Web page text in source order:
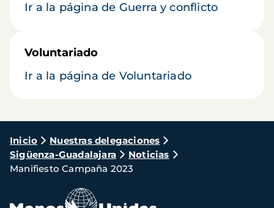
Ir a la página de Guerra y conflicto
Voluntariado
Ir a la página de Voluntariado
Ruta
de
navegación
Inicio
Nuestras delegaciones
Sigüenza-Guadalajara
Noticias
Manifiesto Campaña 2023